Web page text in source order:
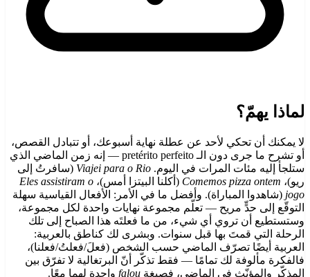
لماذا يهمّ؟
لا يمكنك أن تحكي لأحد عن عطلة نهاية أسبوعك، أو تتبادل القصص،
أو تشرح ما جرى دون الـ pretérito perfeito — إنه زمن الماضي الذي
ستلجأ إليه مئات المرات في اليوم. Viajei para o Rio (سافرتُ إلى
ريو)، Comemos pizza ontem (أكلنا البيتزا أمس)، Eles assistiram o
jogo (شاهدوا المباراة). وأفضل ما في الأمر: الأفعال القياسية سهلة
التوقّع إلى حدٍّ مريح — تعلّم مجموعة نهايات واحدة لكل مجموعة،
وستستطيع أن تروي أي شيء، من ما فعلتَه هذا الصباح إلى تلك
الرحلة التي قمتَ بها قبل سنوات. وبشرى لك كناطق بالعربية:
العربية أيضًا تصرّف الماضي حسب الشخص (فعلَ/فعلتُ/فعلنا)،
فالفكرة مألوفة لك تمامًا — فقط تذكّر أنّ البرتغالية لا تفرّق بين
المذكّر والمؤنّث في الماضي، فصيغة falou واحدة لهما معًا.